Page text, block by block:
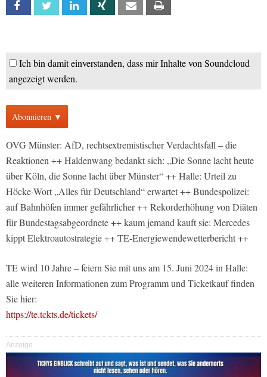
Facebook Twitter Linkedin Xing Email
Ich bin damit einverstanden, dass mir Inhalte von Soundcloud
angezeigt werden.
Abonnieren ▼
OVG Münster: AfD, rechtsextremistischer Verdachtsfall – die
Reaktionen ++ Haldenwang bedankt sich: „Die Sonne lacht heute
über Köln, die Sonne lacht über Münster“ ++ Halle: Urteil zu
Höcke-Wort „Alles für Deutschland“ erwartet ++ Bundespolizei:
auf Bahnhöfen immer gefährlicher ++ Rekorderhöhung von Diäten
für Bundestagsabgeordnete ++ kaum jemand kauft sie: Mercedes
kippt Elektroautostrategie ++ TE-Energiewendewetterbericht ++
TE wird 10 Jahre – feiern Sie mit uns am 15. Juni 2024 in Halle:
alle weiteren Informationen zum Programm und Ticketkauf finden
Sie hier:
https://te.tckts.de/tickets/
Anzeige